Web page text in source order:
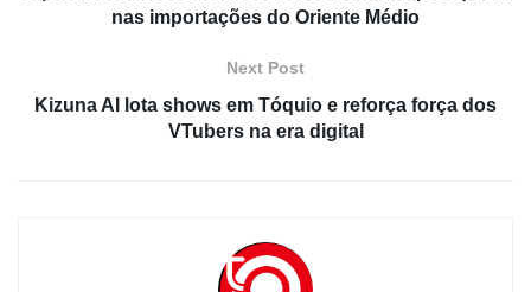
nas importações do Oriente Médio
Next Post
Kizuna AI lota shows em Tóquio e reforça força dos
VTubers na era digital